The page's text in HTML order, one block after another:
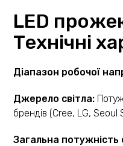
LED
Технічні
Діапазон робочої
Джерело світла:
брендів (Cree, LG, Seoul
Загальна потужність